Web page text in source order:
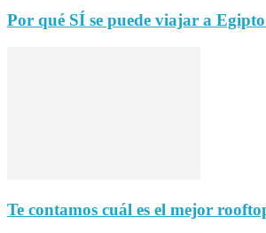
Por qué SÍ se puede viajar a
Te contamos cuál es el mejor